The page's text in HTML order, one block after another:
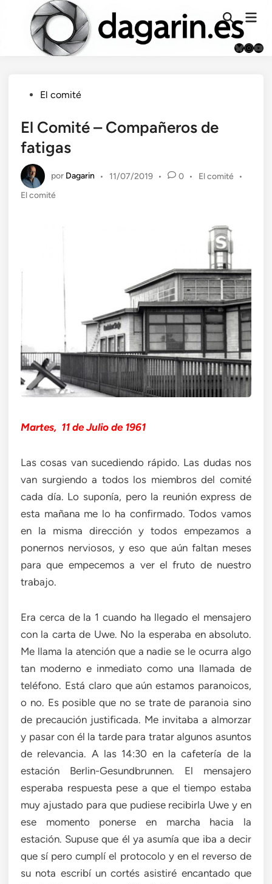
contenido
Abrir
búsqueda
Bluesky
Publicado
El comité
El Comité – Compañeros de
fatigas
por Dagarin • 11/07/2019 • 0 •
Publicado
El comité
•
El comité
Martes, 11 de Julio de 1961
Las cosas van sucediendo rápido. Las dudas nos
van surgiendo a todos los miembros del comité
cada día. Lo suponía, pero la reunión express de
esta mañana me lo ha confirmado. Todos vamos
en la misma dirección y todos empezamos a
ponernos nerviosos, y eso que aún faltan meses
para que empecemos a ver el fruto de nuestro
trabajo.
Era cerca de la 1 cuando ha llegado el mensajero
con la carta de Uwe. No la esperaba en absoluto.
Me llama la atención que a nadie se le ocurra algo
tan moderno e inmediato como una llamada de
teléfono. Está claro que aún estamos paranoicos,
o no. Es posible que no se trate de paranoia sino
de precaución justificada. Me invitaba a almorzar
y pasar con él la tarde para tratar algunos asuntos
de relevancia. A las 14:30 en la cafetería de la
estación Berlin-Gesundbrunnen. El mensajero
esperaba respuesta pese a que el tiempo estaba
muy ajustado para que pudiese recibirla Uwe y en
ese momento ponerse en marcha hacia la
estación. Supuse que él ya asumía que iba a decir
que sí pero cumplí el protocolo y en el reverso de
su nota escribí un cortés asistiré encantado que